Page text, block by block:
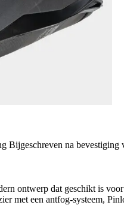
Bijgeschreven na bevestiging
ontwerp dat geschikt is
met een antfog-systeem,